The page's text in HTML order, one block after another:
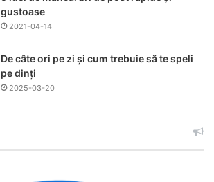
gustoase
2021-04-14
De câte ori pe zi și cum trebuie să te speli
pe dinți
2025-03-20